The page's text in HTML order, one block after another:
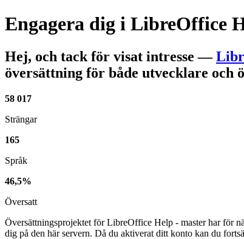
Engagera dig i LibreOffice
Hej, och tack för visat intresse —
översättning för både utvecklare och
58 017
Strängar
165
Språk
46,5%
Översatt
Översättningsprojektet för LibreOffice Help - master har för
dig på den här servern. Då du aktiverat ditt konto kan du